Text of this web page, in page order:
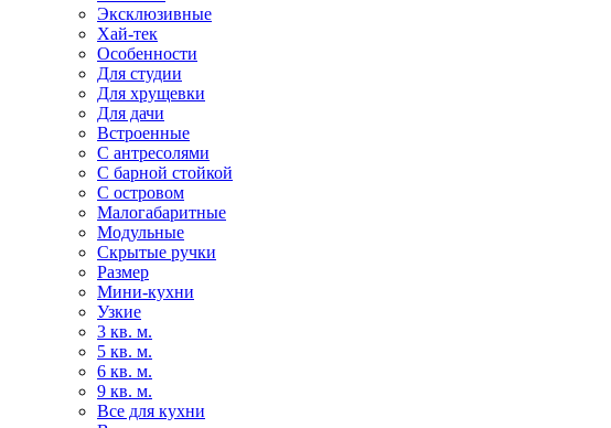
Эксклюзивные
Хай-тек
Особенности
Для студии
Для хрущевки
Для дачи
Встроенные
С антресолями
С барной стойкой
С островом
Малогабаритные
Модульные
Скрытые ручки
Размер
Мини-кухни
Узкие
3 кв. м.
5 кв. м.
6 кв. м.
9 кв. м.
Все для кухни